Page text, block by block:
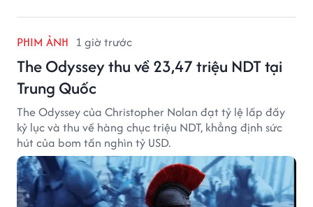
PHIM ẢNH 1 giờ trước
The Odyssey thu về 23,47 triệu NDT tại
Trung Quốc
The Odyssey của Christopher Nolan đạt tỷ lệ lấp đầy
kỷ lục và thu về hàng chục triệu NDT, khẳng định sức
hút của bom tấn nghìn tỷ USD.